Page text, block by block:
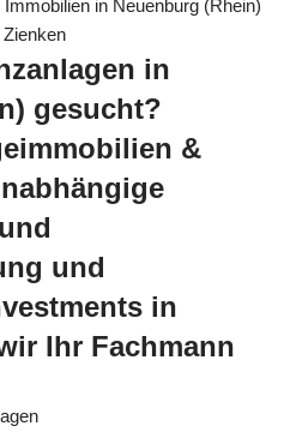
in Neuenburg (Rhein)
in
gesucht?
&
und
in
Ihr Fachmann